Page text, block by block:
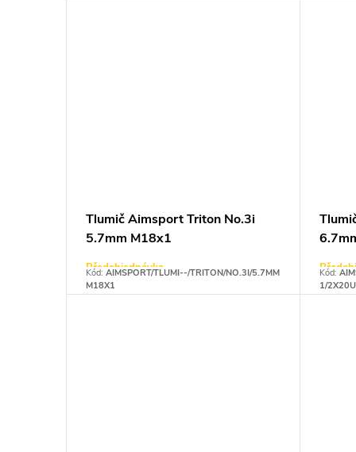
Tlumič Aimsport Triton No.3i
5.7mm M18x1
Předobjednávka
Kód: AIMSPORT/TLUMI--/TRITON/NO.3I/5.7MM
M18X1
Kód:
1/